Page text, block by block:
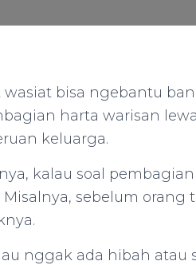
wasiat bisa ngebantu
harta warisan
keluarga.
kalau soal
Misalnya, sebelum
nggak ada hibah atau